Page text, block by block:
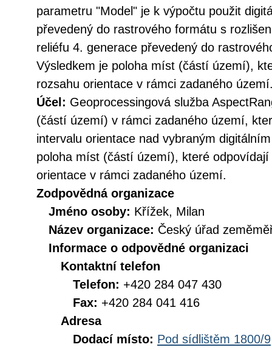
parametru "Model" je k výpočtu použit
převedený do rastrového formátu s
reliéfu 4. generace převedený do
Výsledkem je poloha míst (částí území),
rozsahu orientace v rámci zadaného
Účel: Geoprocessingová služba
(částí území) v rámci zadaného území,
intervalu orientace nad vybraným
poloha míst (částí území), které
orientace v rámci zadaného území.
Zodpovědná organizace
Jméno osoby: Křížek, Milan
Název organizace: Český úřad
Informace o odpovědné organizaci
Kontaktní telefon
Telefon: +420 284 047 430
Fax: +420 284 041 416
Adresa
Dodací místo: Pod sídlištěm 1800/9